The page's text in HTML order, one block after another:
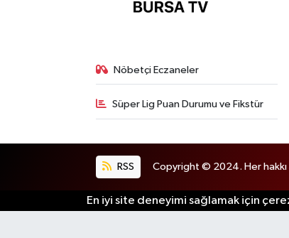
Nöbetçi Eczaneler
Süper Lig Puan Durumu ve Fikstür
RSS Copyright © 2024. Her hakkı
En iyi site deneyimi sağlamak için